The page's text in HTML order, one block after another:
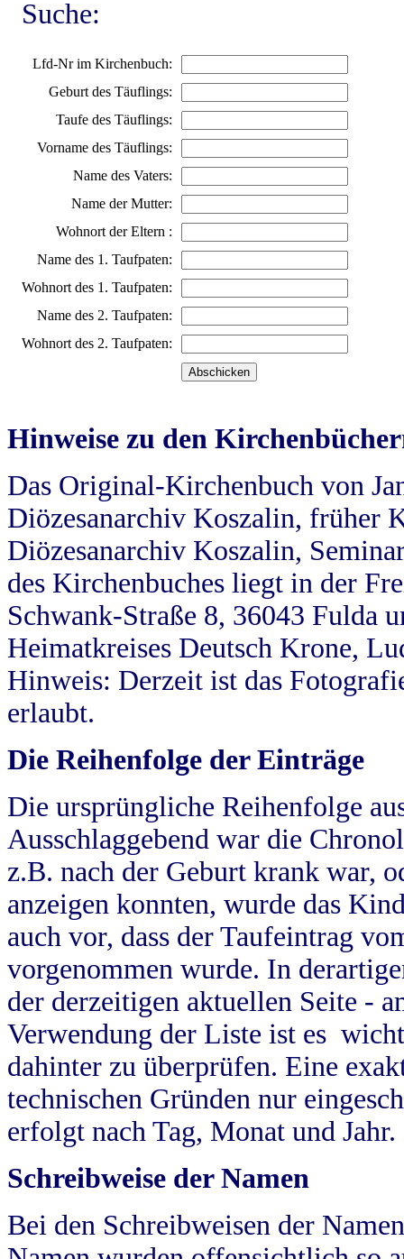
Suche:
Lfd-Nr im Kirchenbuch:
Geburt des Täuflings:
Taufe des Täuflings:
Vorname des Täuflings:
Name des Vaters:
Name der Mutter:
Wohnort der Eltern :
Name des 1. Taufpaten:
Wohnort des 1. Taufpaten:
Name des 2. Taufpaten:
Wohnort des 2. Taufpaten:
Hinweise zu den
Das Original-Kirchenbuch von
Diözesanarchiv Koszalin, früher
Diözesanarchiv Koszalin,
des Kirchenbuches liegt in der
Schwank-Straße 8, 36043 Fulda
Heimatkreises Deutsch Krone,
Hinweis: Derzeit ist das
erlaubt.
Die Reihenfolge der Einträge
Die ursprüngliche Reihenfolge
Ausschlaggebend war die
z.B. nach der Geburt krank war,
anzeigen konnten, wurde das
auch vor, dass der Taufeintrag
vorgenommen wurde. In
der derzeitigen aktuellen Seite -
Verwendung der Liste ist es
dahinter zu überprüfen. Eine
technischen Gründen nur
erfolgt nach Tag, Monat und Jahr.
Schreibweise der Namen
Bei den Schreibweisen der